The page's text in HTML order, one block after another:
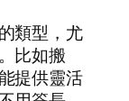
類型，尤
比如搬
提供靈活